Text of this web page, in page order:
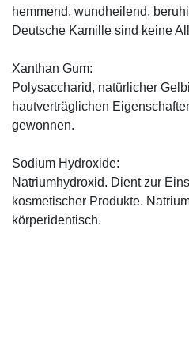
hemmend, wundheilend,
Deutsche Kamille sind keine
Xanthan Gum:
Polysaccharid, natürlicher
hautverträglichen
gewonnen.
Sodium Hydroxide:
Natriumhydroxid. Dient zur
kosmetischer Produkte.
körperidentisch.